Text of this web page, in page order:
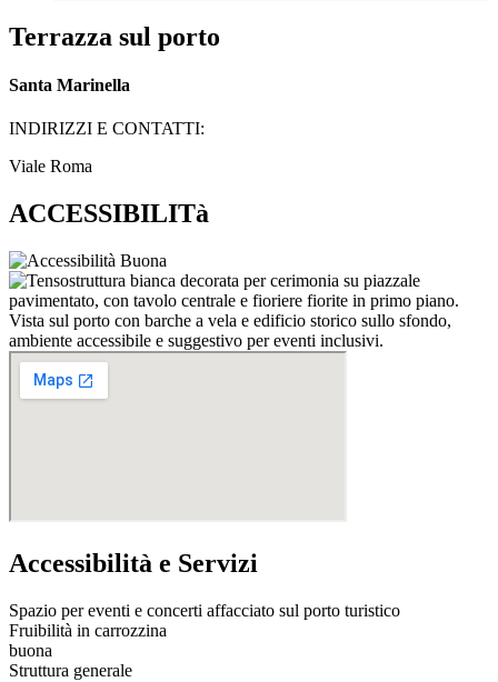
Terrazza sul porto
Santa Marinella
INDIRIZZI E CONTATTI:​
Viale Roma
ACCESSIBILITà
Accessibilità e Servizi
Spazio per eventi e concerti affacciato sul porto turistico
Fruibilità in carrozzina
buona
Struttura generale